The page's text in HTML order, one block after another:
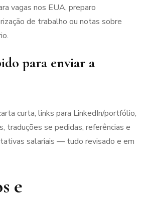
vagas nos EUA, preparo
de trabalho ou notas sobre
para enviar a
curta, links para LinkedIn/portfólio,
traduções se pedidas, referências e
salariais — tudo revisado e em
e